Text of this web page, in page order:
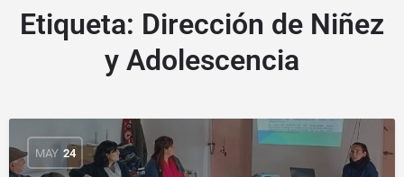
Etiqueta: Dirección de Niñez
y Adolescencia
MAY 24